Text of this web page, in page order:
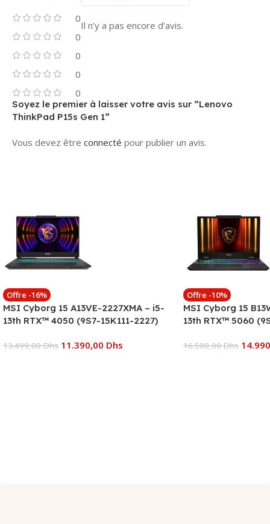
0
0
0
0
0
Il n’y a pas encore d’avis.
Soyez le premier à laisser votre avis sur “Lenovo
ThinkPad P15s Gen 1”
Vous devez être connecté pour publier un avis.
Offre -16%
MSI Cyborg 15 A13VE-2227XMA – i5-
13th RTX™ 4050 (9S7-15K111-2227)
13.499,00Dhs 11.390,00 Dhs
Offre -10%
MSI Cyborg 15
13th RTX™ 5060
16.590,00Dhs